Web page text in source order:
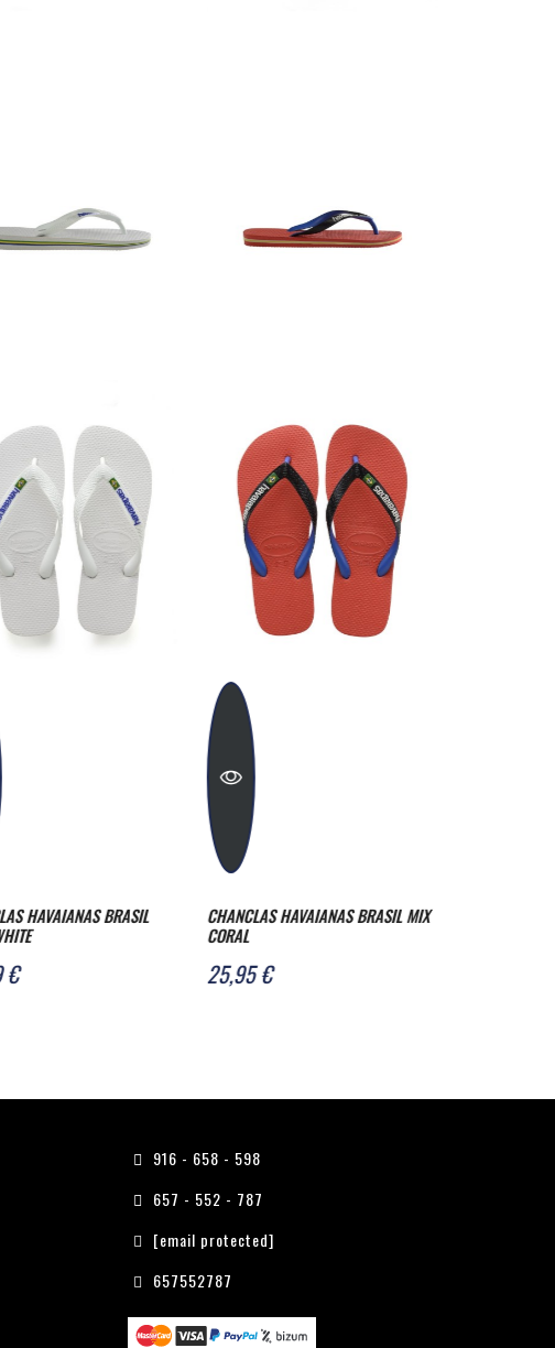
HAVAIANAS BRASIL MIX
€
CHANCLAS HAVAIANAS FANTASIA
GLOSS ICE GREY
16,99 €
916 - 658 - 598
657 - 552 - 787
[email protected]
657552787